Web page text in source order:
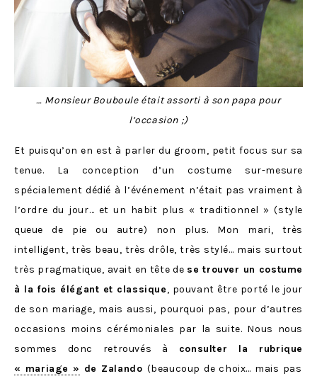
… Monsieur Bouboule était assorti à son papa pour
l’occasion ;)
Et puisqu’on en est à parler du groom, petit focus sur sa
tenue. La conception d’un costume sur-mesure
spécialement dédié à l’événement n’était pas vraiment à
l’ordre du jour… et un habit plus « traditionnel » (style
queue de pie ou autre) non plus. Mon mari, très
intelligent, très beau, très drôle, très stylé… mais surtout
très pragmatique, avait en tête de se trouver un costume
à la fois élégant et classique, pouvant être porté le jour
de son mariage, mais aussi, pourquoi pas, pour d’autres
occasions moins cérémoniales par la suite. Nous nous
sommes donc retrouvés à consulter la rubrique
« mariage » de Zalando (beaucoup de choix… mais pas